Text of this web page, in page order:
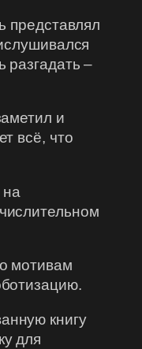
представлял
разгадать –
и
всё, что
мотивам
книгу
для